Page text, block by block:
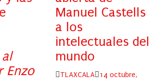
Enzo
Manuel Castells
a los
intelectuales del
mundo
Author
TLAXCALA
Posted
14 octubre,